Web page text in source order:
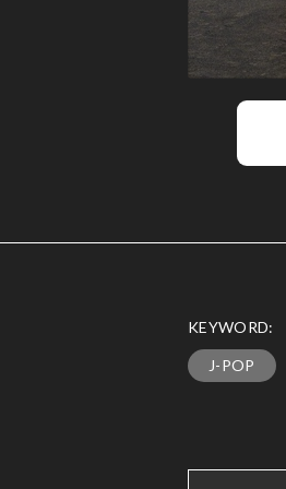
KEYWORD:
J-POP